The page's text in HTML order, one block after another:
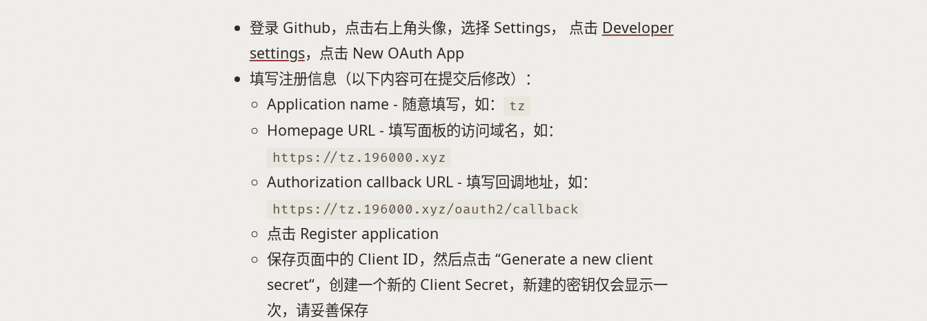
登录 Github，点击右上角头像，选择 Settings， 点击 Developer
settings，点击 New OAuth App
填写注册信息（以下内容可在提交后修改）：
Application name - 随意填写，如：
tz
Homepage URL - 填写面板的访问域名，如：
https://tz.196000.xyz
Authorization callback URL - 填写回调地址，如：
https://tz.196000.xyz/oauth2/callback
点击 Register application
保存页面中的 Client ID，然后点击 “Generate a new client
secret“，创建一个新的 Client Secret，新建的密钥仅会显示一
次，请妥善保存